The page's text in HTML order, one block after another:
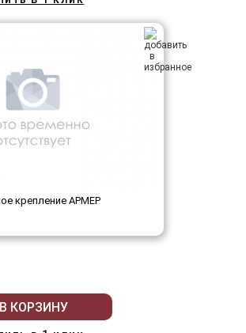
крепление АРМЕР
В КОРЗИНУ